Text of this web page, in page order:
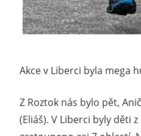
Akce v Liberci byla mega
Z Roztok nás bylo pět,
(Eliáš). V Liberci byly děti